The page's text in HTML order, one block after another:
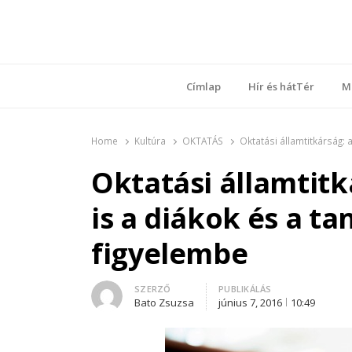
Címlap Hír és hátTér
Home Kultúra OKTATÁS Oktatási államtitkárság:
Oktatási
is a diákok és a
figyelembe
Author
SZERZŐ
Bato Zsuzsa
PUBLIKÁLÁS
június 7, 2016 10:49